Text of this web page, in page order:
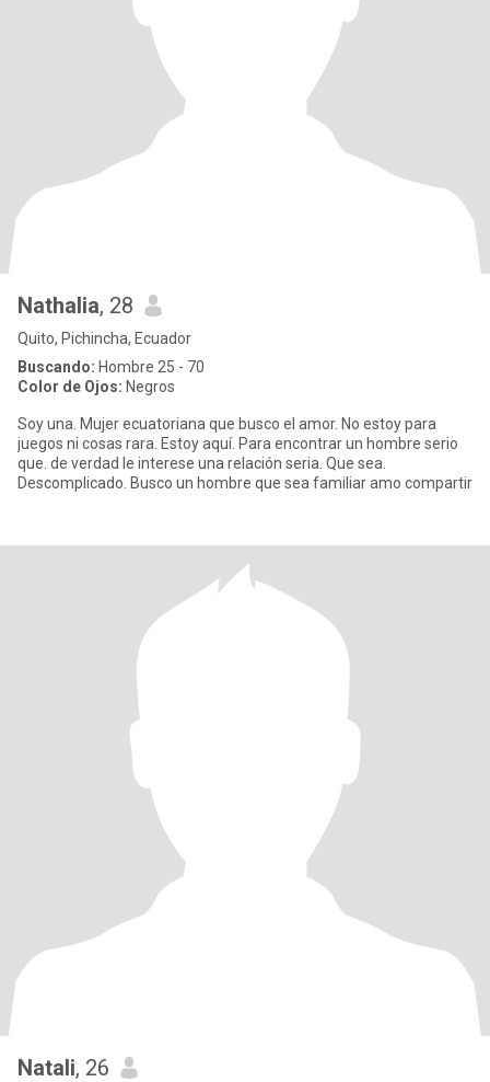
Nathalia, 28
Quito, Pichincha, Ecuador
Buscando: Hombre 25 - 70
Color de Ojos: Negros
Soy una. Mujer ecuatoriana que busco el amor. No estoy para
juegos ni cosas rara. Estoy aquí. Para encontrar un hombre serio
que. de verdad le interese una relación seria. Que sea.
Descomplicado. Busco un hombre que sea familiar amo compartir
Natali, 26